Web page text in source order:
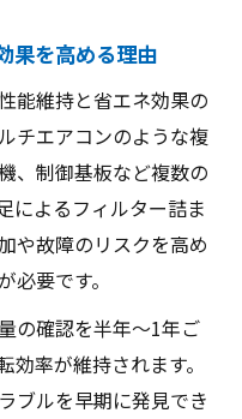
果を高める理由
能維持と省エネ効果の
チエアコンのような複
、制御基板など複数の
によるフィルター詰ま
や故障のリスクを高め
要です。
の確認を半年～1年ご
率が維持されます。
ブルを早期に発見でき